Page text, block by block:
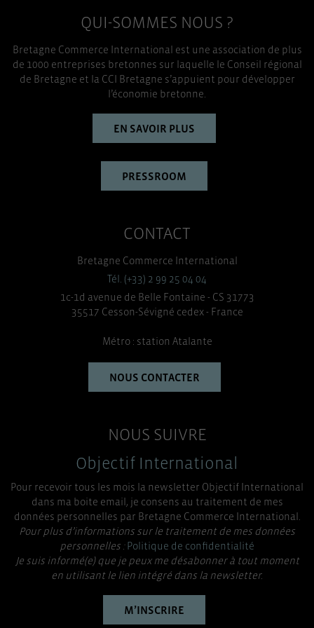
QUI-SOMMES NOUS ?
Bretagne Commerce International est une association de plus
de 1000 entreprises bretonnes sur laquelle le Conseil régional
de Bretagne et la CCI Bretagne s’appuient pour développer
l’économie bretonne.
EN SAVOIR PLUS
PRESSROOM
CONTACT
Bretagne Commerce International
Tél. (+33) 2 99 25 04 04
1c-1d avenue de Belle Fontaine - CS 31773
35517 Cesson-Sévigné cedex - France
Métro : station Atalante
NOUS CONTACTER
NOUS SUIVRE
Objectif International
Pour recevoir tous les mois la newsletter Objectif International
dans ma boite email, je consens au traitement de mes
données personnelles par Bretagne Commerce International.
Pour plus d’informations sur le traitement de mes données
personnelles :Politique de confidentialité
Je suis informé(e) que je peux me désabonner à tout moment
en utilisant le lien intégré dans la newsletter.
M’INSCRIRE